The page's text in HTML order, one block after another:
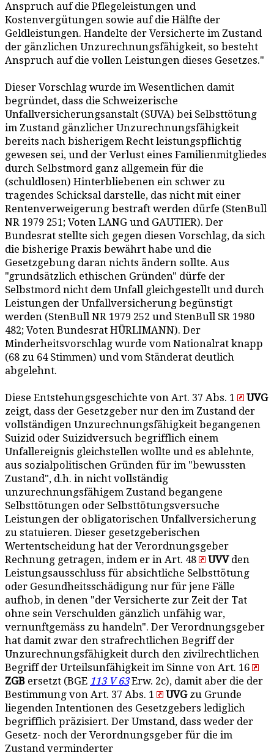
Anspruch auf die Pflegeleistungen und
Kostenvergütungen sowie auf die Hälfte der
Geldleistungen. Handelte der Versicherte im Zustand
der gänzlichen Unzurechnungsfähigkeit, so besteht
Anspruch auf die vollen Leistungen dieses Gesetzes."
Dieser Vorschlag wurde im Wesentlichen damit
begründet, dass die Schweizerische
Unfallversicherungsanstalt (SUVA) bei Selbsttötung
im Zustand gänzlicher Unzurechnungsfähigkeit
bereits nach bisherigem Recht leistungspflichtig
gewesen sei, und der Verlust eines Familienmitgliedes
durch Selbstmord ganz allgemein für die
(schuldlosen) Hinterbliebenen ein schwer zu
tragendes Schicksal darstelle, das nicht mit einer
Rentenverweigerung bestraft werden dürfe (StenBull
NR 1979 251; Voten LANG und GAUTIER). Der
Bundesrat stellte sich gegen diesen Vorschlag, da sich
die bisherige Praxis bewährt habe und die
Gesetzgebung daran nichts ändern sollte. Aus
"grundsätzlich ethischen Gründen" dürfe der
Selbstmord nicht dem Unfall gleichgestellt und durch
Leistungen der Unfallversicherung begünstigt
werden (StenBull NR 1979 252 und StenBull SR 1980
482; Voten Bundesrat HÜRLIMANN). Der
Minderheitsvorschlag wurde vom Nationalrat knapp
(68 zu 64 Stimmen) und vom Ständerat deutlich
abgelehnt.
Diese Entstehungsgeschichte von Art. 37 Abs. 1
UVG
zeigt, dass der Gesetzgeber nur den im Zustand der
vollständigen Unzurechnungsfähigkeit begangenen
Suizid oder Suizidversuch begrifflich einem
Unfallereignis gleichstellen wollte und es ablehnte,
aus sozialpolitischen Gründen für im "bewussten
Zustand", d.h. in nicht vollständig
unzurechnungsfähigem Zustand begangene
Selbsttötungen oder Selbsttötungsversuche
Leistungen der obligatorischen Unfallversicherung
zu statuieren. Dieser gesetzgeberischen
Wertentscheidung hat der Verordnungsgeber
Rechnung getragen, indem er in Art. 48
UVVden
Leistungsausschluss für absichtliche Selbsttötung
oder Gesundheitsschädigung nur für jene Fälle
aufhob, in denen "der Versicherte zur Zeit der Tat
ohne sein Verschulden gänzlich unfähig war,
vernunftgemäss zu handeln". Der Verordnungsgeber
hat damit zwar den strafrechtlichen Begriff der
Unzurechnungsfähigkeit durch den zivilrechtlichen
Begriff der Urteilsunfähigkeit im Sinne von Art. 16
ZGB ersetzt (BGE 113 V 63Erw. 2c), damit aber die der
Bestimmung von Art. 37 Abs. 1
UVGzu Grunde
liegenden Intentionen des Gesetzgebers lediglich
begrifflich präzisiert. Der Umstand, dass weder der
Gesetz- noch der Verordnungsgeber für die im
Zustand verminderter